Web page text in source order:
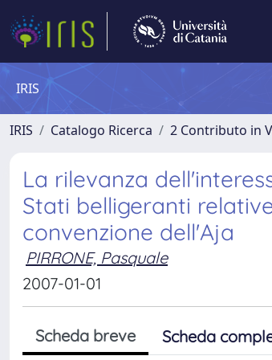
IRIS
IRIS Catalogo Ricerca 2 Contributo in
La rilevanza
Stati belligeranti
convenzione dell'Aja
PIRRONE, Pasquale
2007-01-01
Scheda breve Scheda